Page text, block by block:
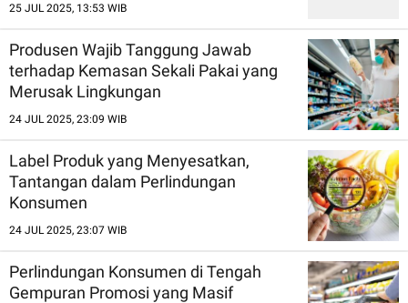
25 JUL 2025, 13:53 WIB
Produsen Wajib Tanggung Jawab
terhadap Kemasan Sekali Pakai yang
Merusak Lingkungan
24 JUL 2025, 23:09 WIB
Label Produk yang Menyesatkan,
Tantangan dalam Perlindungan
Konsumen
24 JUL 2025, 23:07 WIB
Perlindungan Konsumen di Tengah
Gempuran Promosi yang Masif